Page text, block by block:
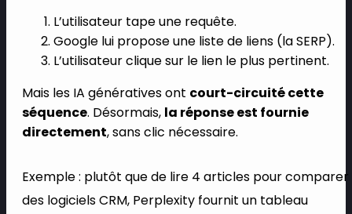
L’utilisateur tape une requête.
Google lui propose une liste de liens (la SERP).
L’utilisateur clique sur le lien le plus pertinent.
Mais les IA génératives ont court-circuité cette
séquence. Désormais, la réponse est fournie
directement, sans clic nécessaire.
Exemple : plutôt que de lire 4 articles pour comparer
des logiciels CRM, Perplexity fournit un tableau